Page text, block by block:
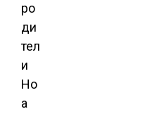
ро
ди
тел
и
Но
а